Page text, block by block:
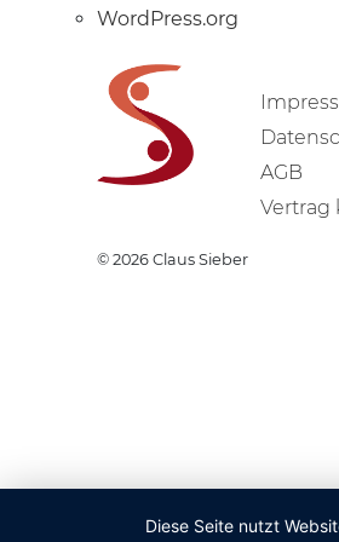
WordPress.org
AGB
Vertrag
© 2026 Claus Sieber
Diese Seite nutzt